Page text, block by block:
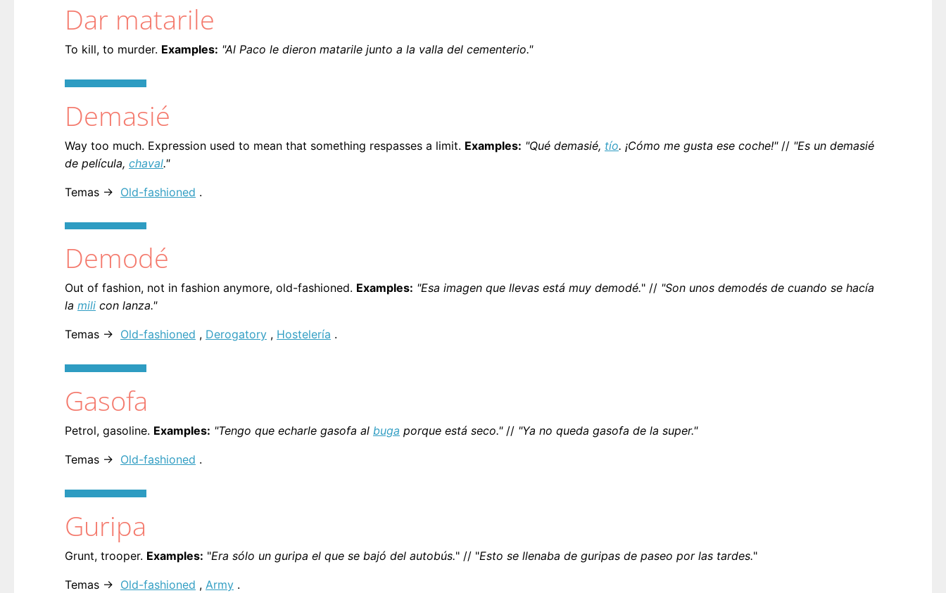
Dar matarile
To kill, to murder. Examples: "Al Paco le dieron matarile junto a la valla del cementerio."
Demasié
Way too much. Expression used to mean that something respasses a limit. Examples: "Qué demasié, tío. ¡Cómo me gusta ese coche!"// "Es un demasié
de película, chaval."
Temas → Old-fashioned .
Demodé
Out of fashion, not in fashion anymore, old-fashioned. Examples: "Esa imagen que llevas está muy demodé." // "Son unos demodés de cuando se hacía
la mili con lanza."
Temas → Old-fashioned , Derogatory , Hostelería .
Gasofa
Petrol, gasoline. Examples: "Tengo que echarle gasofa al buga porque está seco."// "Ya no queda gasofa de la super."
Temas → Old-fashioned .
Guripa
Grunt, trooper. Examples: "Era sólo un guripa el que se bajó del autobús." // "Esto se llenaba de guripas de paseo por las tardes."
Temas → Old-fashioned , Army .